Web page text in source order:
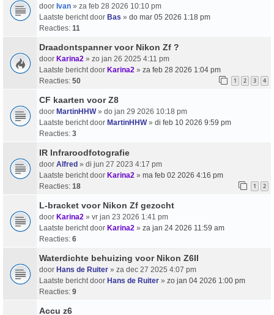
door Ivan » za feb 28 2026 10:10 pm
Laatste bericht door Bas » do mar 05 2026 1:18 pm
Reacties: 11
Draadontspanner voor Nikon Zf ?
door Karina2 » zo jan 26 2025 4:11 pm
Laatste bericht door Karina2 » za feb 28 2026 1:04 pm
Reacties: 50 1 2 3 4
CF kaarten voor Z8
door MartinHHW» do jan 29 2026 10:18 pm
Laatste bericht door MartinHHW» di feb 10 2026 9:59 pm
Reacties: 3
IR Infraroodfotografie
door Alfred » di jun 27 2023 4:17 pm
Laatste bericht door Karina2 » ma feb 02 2026 4:16 pm
Reacties: 18 1 2
L-bracket voor Nikon Zf gezocht
door Karina2 » vr jan 23 2026 1:41 pm
Laatste bericht door Karina2 » za jan 24 2026 11:59 am
Reacties: 6
Waterdichte behuizing voor Nikon Z6II
door Hans de Ruiter » za dec 27 2025 4:07 pm
Laatste bericht door Hans de Ruiter » zo jan 04 2026 1:00 pm
Reacties: 9
Accu z6